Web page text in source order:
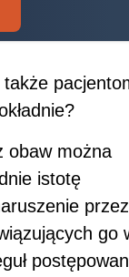
także
obaw można
istotę
przez
go